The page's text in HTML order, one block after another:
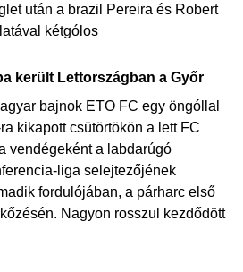
után a brazil Pereira és Robert
kétgólos
került Lettországban a Győr
bajnok ETO FC egy öngóllal
kikapott csütörtökön a lett FC
vendégeként a labdarúgó
liga selejtezőjének
fordulójában, a párharc első
Nagyon rosszul kezdődött